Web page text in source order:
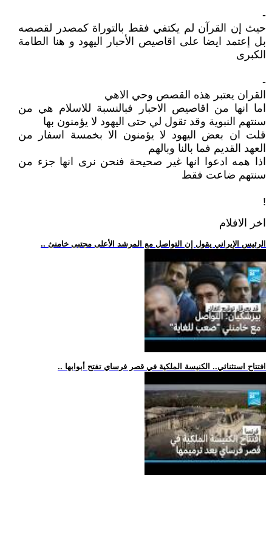
-
حيث إن القرآن لم يكتفي فقط بالتوراة كمصدر لقصصه
بل إعتمد ايضا على اقاصيص الأحبار اليهود و هنا الطامة
الكبرى
-
القران يعتبر هذه القصص وحي الاهي
اما انها من اقاصيص الاحبار فبالنسبة للاسلام هي من
سنتهم النبوية وقد تقول لي حتى اليهود لا يؤمنون بها
قلت ان بعض اليهود لا يؤمنون الا بخمسة اسفار من
العهد القديم فما بالنا وبالهم
اذا همه ادعوا انها غير صحيحة فنحن نرى انها جزء من
سنتهم ضاعت فقط
!
اخر الافلام
.. الرئيس الإيراني يقول إن التواصل مع المرشد الأعلى مجتبى خامنئ
.. افتتاح استثنائي.. الكنيسة الملكية في قصر فرساي تفتح أبوابها